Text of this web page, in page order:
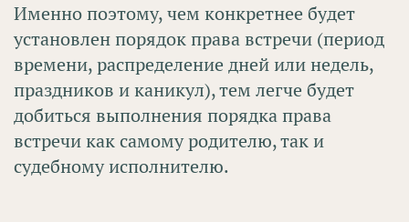
Именно поэтому, чем конкретнее будет
установлен порядок права встречи (период
времени, распределение дней или недель,
праздников и каникул), тем легче будет
добиться выполнения порядка права
встречи как самому родителю, так и
судебному исполнителю.